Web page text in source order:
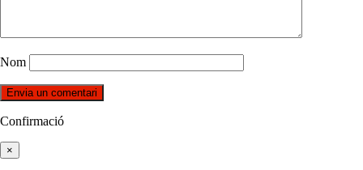
Nom
Confirmació
×